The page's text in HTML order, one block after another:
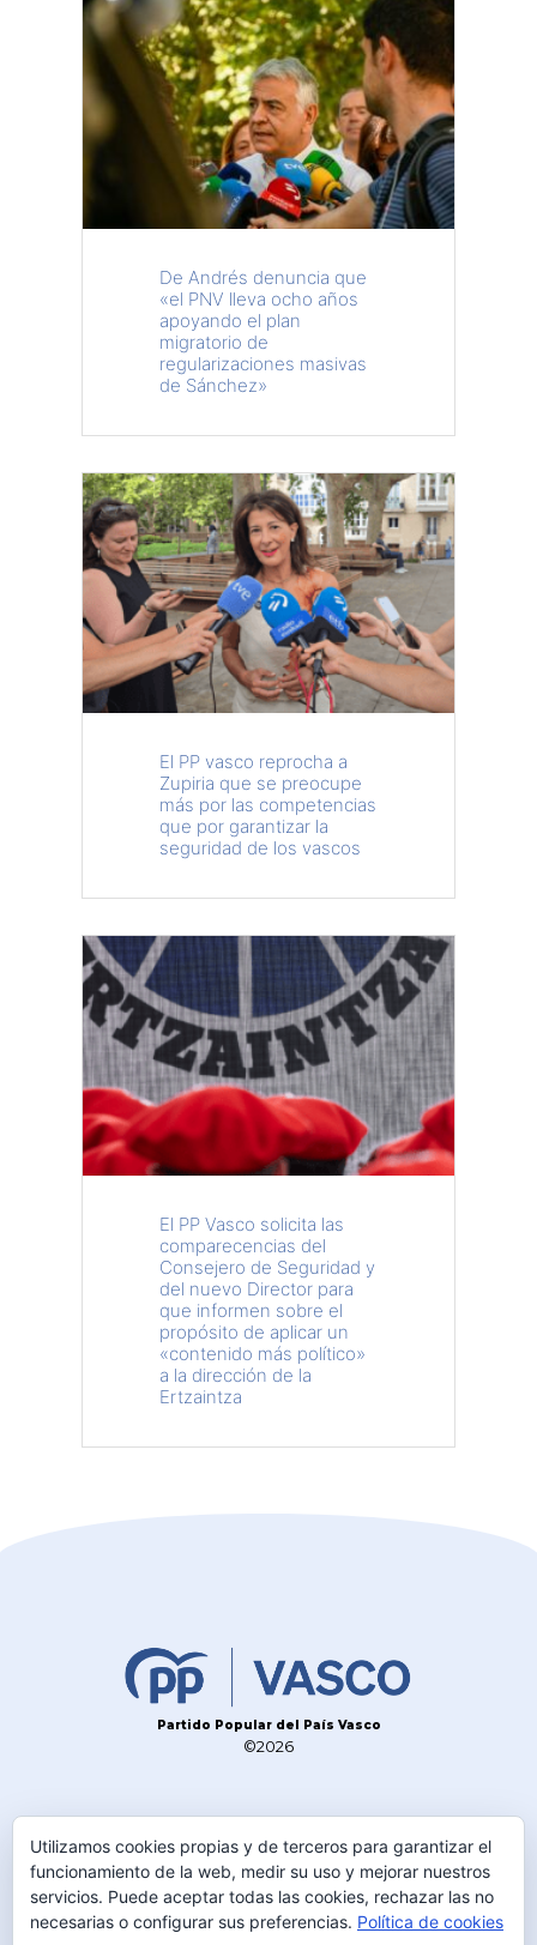
De Andrés denuncia que
«el PNV lleva ocho años
apoyando el plan
migratorio de
regularizaciones masivas
de Sánchez»
El PP vasco reprocha a
Zupiria que se preocupe
más por las competencias
que por garantizar la
seguridad de los vascos
El PP Vasco solicita las
comparecencias del
Consejero de Seguridad y
del nuevo Director para
que informen sobre el
propósito de aplicar un
«contenido más político»
a la dirección de la
Ertzaintza
Partido Popular del País Vasco
©2026
CONTACTO
TELÉFONO
945 230 600
DIRECCIÓN
Utilizamos cookies propias y de terceros para garantizar el
funcionamiento de la web, medir su uso y mejorar nuestros
servicios. Puede aceptar todas las cookies, rechazar las no
necesarias o configurar sus preferencias. Política de cookies